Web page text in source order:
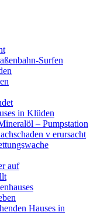
Surfen
in Klüden
– Pumpstation
v erursacht
auf
Hauses in